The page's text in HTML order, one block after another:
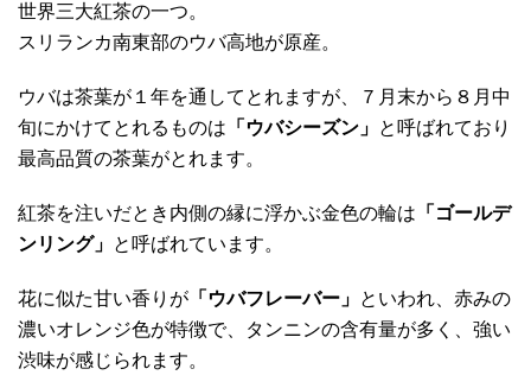
世界三大紅茶の一つ。
スリランカ南東部のウバ高地が原産。
ウバは茶葉が１年を通してとれますが、７月末から８月中
旬にかけてとれるものは 「ウバシーズン」 と呼ばれており
最高品質の茶葉がとれます。
紅茶を注いだとき内側の縁に浮かぶ金色の輪は 「ゴールデ
ンリング」 と呼ばれています。
花に似た甘い香りが 「ウバフレーバー」 といわれ、赤みの
濃いオレンジ色が特徴で、タンニンの含有量が多く、強い
渋味が感じられます。